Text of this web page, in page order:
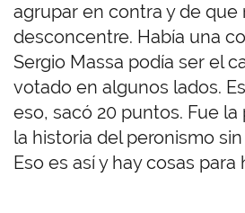
agrupar en contra y de que
desconcentre. Había una
Sergio Massa podía ser el
votado en algunos lados.
eso, sacó 20 puntos. Fue
la historia del peronismo
Eso es así y hay cosas para